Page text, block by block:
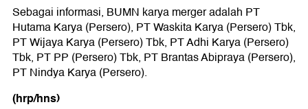
Sebagai informasi, BUMN karya merger adalah PT
Hutama Karya (Persero), PT Waskita Karya (Persero) Tbk,
PT Wijaya Karya (Persero) Tbk, PT Adhi Karya (Persero)
Tbk, PT PP (Persero) Tbk, PT Brantas Abipraya (Persero),
PT Nindya Karya (Persero).
(hrp/hns)